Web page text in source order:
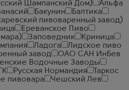
Шампанский Дом)
Альфа
Бакунин
Балтика
пивоваренный завод)
Ереванское Пиво
Заповедник
Криница
Ладога
Лидское пиво
завод
ОАО САН ИнБев
Водочные Заводы
Русская Нормандия
Таркос
пивовара
Чешский Лев